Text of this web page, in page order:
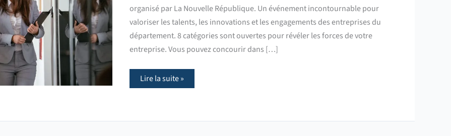
organisé par La Nouvelle République. Un événement incontournable pour
valoriser les talents, les innovations et les engagements des entreprises du
département. 8 catégories sont ouvertes pour révéler les forces de votre
entreprise. Vous pouvez concourir dans […]
Lire la suite »